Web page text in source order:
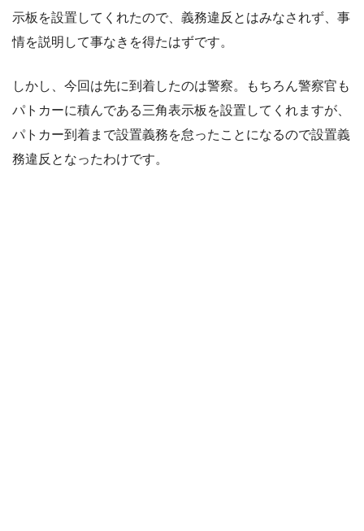
示板を設置してくれたので、義務違反とはみなされず、事
情を説明して事なきを得たはずです。
しかし、今回は先に到着したのは警察。もちろん警察官も
パトカーに積んである三角表示板を設置してくれますが、
パトカー到着まで設置義務を怠ったことになるので設置義
務違反となったわけです。